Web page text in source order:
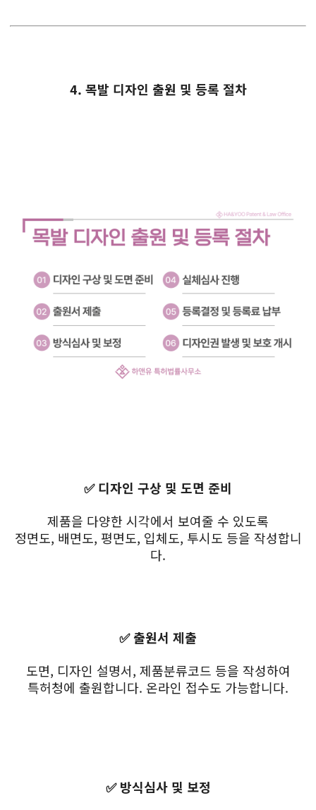
4. 목발 디자인 출원 및 등록 절차
✅ 디자인 구상 및 도면 준비
제품을 다양한 시각에서 보여줄 수 있도록
정면도, 배면도, 평면도, 입체도, 투시도 등을 작성합니
다.
✅ 출원서 제출
도면, 디자인 설명서, 제품분류코드 등을 작성하여
특허청에 출원합니다. 온라인 접수도 가능합니다.
✅ 방식심사 및 보정